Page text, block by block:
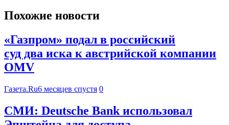
Похожие новости
«Газпром» подал в российский
суд два иска к австрийской компании
OMV
Газета.Ru6 месяцев спустя 0
СМИ: Deutsche Bank использовал